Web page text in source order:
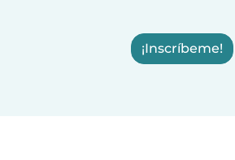
¡Inscríbeme!